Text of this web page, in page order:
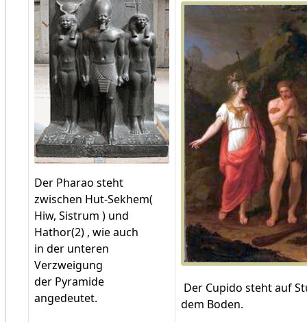
Der Pharao steht
zwischen Hut-Sekhem(
Hiw, Sistrum ) und
Hathor(2) , wie auch
in der unteren
Verzweigung
der Pyramide
angedeutet.
Der Cupido steht auf
dem Boden.